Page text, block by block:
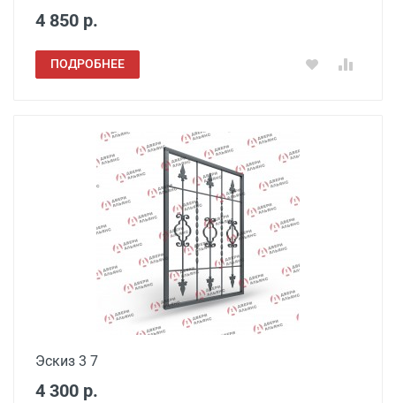
4 850 р.
ПОДРОБНЕЕ
Эскиз 3 7
4 300 р.